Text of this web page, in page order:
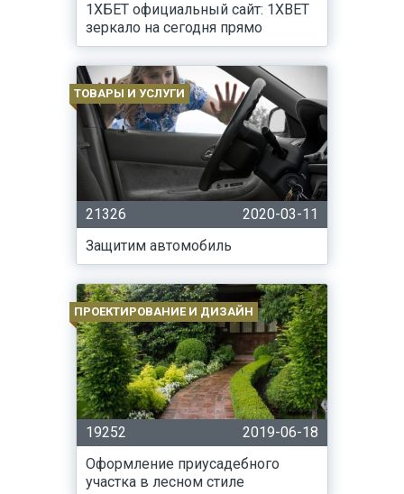
1ХБЕТ официальный сайт: 1XBET
зеркало на сегодня прямо
ТОВАРЫ И УСЛУГИ
21326
2020-03-11
Защитим автомобиль
ПРОЕКТИРОВАНИЕ И ДИЗАЙН
19252
2019-06-18
Оформление приусадебного
участка в лесном стиле